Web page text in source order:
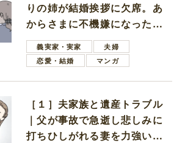
りの姉が結婚挨拶に欠席。あ
からさまに不機嫌になった義
母義実家・実家
夫婦
恋愛・結婚
マンガ
［１］夫家族と遺産トラブル
｜父が事故で急逝し悲しみに
打ちひしがれる妻を力強い言